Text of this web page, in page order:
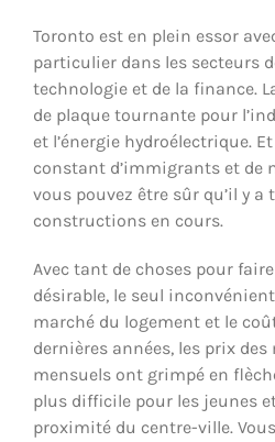
Toronto est en plein essor
particulier dans les secteurs
technologie et de la finance.
de plaque tournante pour
et l’énergie hydroélectrique.
constant d’immigrants et de
vous pouvez être sûr qu’il y
constructions en cours.
Avec tant de choses pour
désirable, le seul
marché du logement et le
dernières années, les prix
mensuels ont grimpé en
plus difficile pour les jeunes
proximité du centre-ville.